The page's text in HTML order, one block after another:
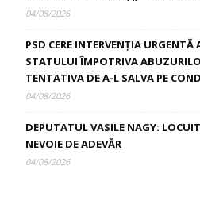
04/08/2026
PSD CERE INTERVENȚIA
STATULUI ÎMPOTRIVA
TENTATIVA DE A-L SALVA PE
04/08/2026
DEPUTATUL VASILE NAGY:
NEVOIE DE ADEVĂR
04/08/2026